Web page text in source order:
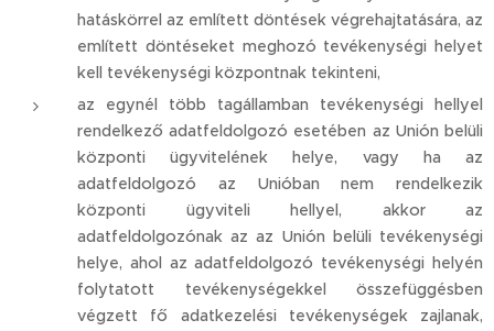
hatáskörrel az említett döntések végrehajtatására, az
említett döntéseket meghozó tevékenységi helyet
kell tevékenységi központnak tekinteni,
az egynél több tagállamban tevékenységi hellyel
rendelkező adatfeldolgozó esetében az Unión belüli
központi ügyvitelének helye, vagy ha az
adatfeldolgozó az Unióban nem rendelkezik
központi ügyviteli hellyel, akkor az
adatfeldolgozónak az az Unión belüli tevékenységi
helye, ahol az adatfeldolgozó tevékenységi helyén
folytatott tevékenységekkel összefüggésben
végzett fő adatkezelési tevékenységek zajlanak,